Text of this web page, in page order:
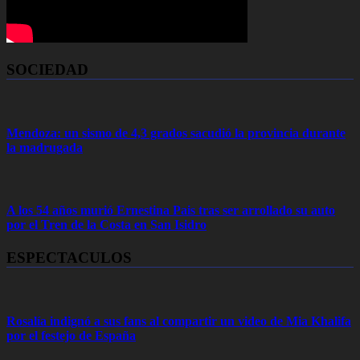
SOCIEDAD
Mendoza: un sismo de 4,3 grados sacudió la provincia durante
la madrugada
A los 54 años murió Ernestina Pais tras ser arrollado su auto
por el Tren de la Costa en San Isidro
ESPECTACULOS
Rosalía indignó a sus fans al compartir un video de Mia Khalifa
por el festejo de España